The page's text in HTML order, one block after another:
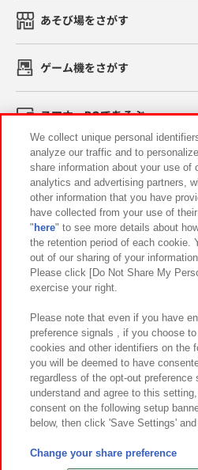
あそび場をさがす
ゲーム機をさがす
スマホ・PCであそぶ
イベント・キャンペーン
関連会社 サステナビリテ
プライバシーポリシー ウェブアク
お取引先さまとともに
カスタマーハラスメント対応方針 よ
©Bandai Namco
©Bandai Namco
We collect unique personal
analyze our traffic and to
share information about your use of
analytics and advertising partners,
other information that you have
have collected from your use of
" here" to see more details about
the retention period of each cookie.
out of our sharing of your
Please click [Do Not Share My
exercise your right.
Please note that even if you have
preference signals , if you choose
cookies and other identifiers on the
you will be deemed to have
regardless of the opt-out preference
understand and agree to this
consent on the following setup
below, then click 'Save Settings'
Change your share preference